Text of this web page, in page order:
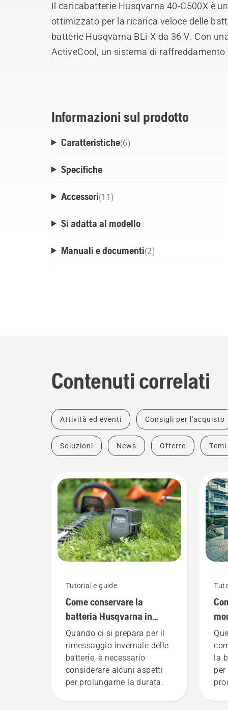
Il caricabatterie Husqvarna 40-C500X è
ottimizzato per la ricarica veloce delle
batterie Husqvarna BLi-X da 36 V. Con
ActiveCool, un sistema di
una staffa per il montaggio a parete
Informazioni sul prodotto
Caratteristiche(6)
Specifiche
Accessori(11 )
Si adatta al modello
Manuali e documenti(2)
Contenuti correlati
Attività ed eventi Consigli per l'acquisto
Soluzioni News Offerte Temi
Tutorial e guide
Come conservare la
batteria Husqvarna in
inverno
Quando ci si prepara per il
rimessaggio invernale delle
batterie, è necessario
considerare alcuni aspetti
per prolungarne la durata.
la